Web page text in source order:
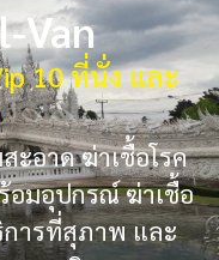
Van
10 ที่นั่ง และ
อาด ฆ่าเชื้อโรค
มอุปกรณ์ ฆ่าเชื้อ
ารที่สุภาพ และ